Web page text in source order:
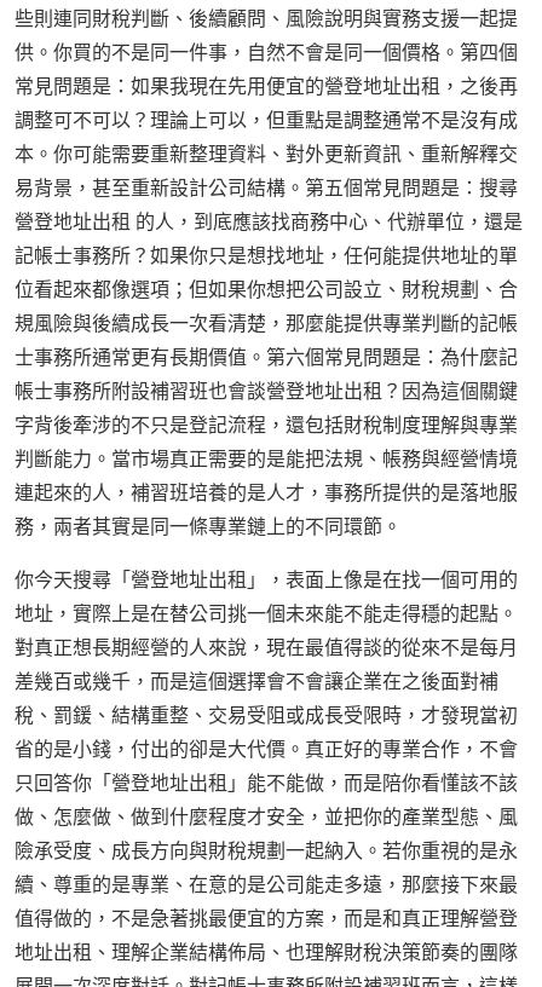
些則連同財稅判斷、後續顧問、風險說明與實務支援一起提
供。你買的不是同一件事，自然不會是同一個價格。第四個
常見問題是：如果我現在先用便宜的營登地址出租，之後再
調整可不可以？理論上可以，但重點是調整通常不是沒有成
本。你可能需要重新整理資料、對外更新資訊、重新解釋交
易背景，甚至重新設計公司結構。第五個常見問題是：搜尋
營登地址出租 的人，到底應該找商務中心、代辦單位，還是
記帳士事務所？如果你只是想找地址，任何能提供地址的單
位看起來都像選項；但如果你想把公司設立、財稅規劃、合
規風險與後續成長一次看清楚，那麼能提供專業判斷的記帳
士事務所通常更有長期價值。第六個常見問題是：為什麼記
帳士事務所附設補習班也會談營登地址出租？因為這個關鍵
字背後牽涉的不只是登記流程，還包括財稅制度理解與專業
判斷能力。當市場真正需要的是能把法規、帳務與經營情境
連起來的人，補習班培養的是人才，事務所提供的是落地服
務，兩者其實是同一條專業鏈上的不同環節。
你今天搜尋「營登地址出租」，表面上像是在找一個可用的
地址，實際上是在替公司挑一個未來能不能走得穩的起點。
對真正想長期經營的人來說，現在最值得談的從來不是每月
差幾百或幾千，而是這個選擇會不會讓企業在之後面對補
稅、罰鍰、結構重整、交易受阻或成長受限時，才發現當初
省的是小錢，付出的卻是大代價。真正好的專業合作，不會
只回答你「營登地址出租」能不能做，而是陪你看懂該不該
做、怎麼做、做到什麼程度才安全，並把你的產業型態、風
險承受度、成長方向與財稅規劃一起納入。若你重視的是永
續、尊重的是專業、在意的是公司能走多遠，那麼接下來最
值得做的，不是急著挑最便宜的方案，而是和真正理解營登
地址出租、理解企業結構佈局、也理解財稅決策節奏的團隊